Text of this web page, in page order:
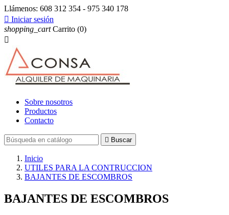
Llámenos: 608 312 354 - 975 340 178
 Iniciar sesión
shopping_cart Carrito (0)

Sobre nosotros
Productos
Contacto
 Buscar
Inicio
UTILES PARA LA CONTRUCCION
BAJANTES DE ESCOMBROS
BAJANTES DE ESCOMBROS